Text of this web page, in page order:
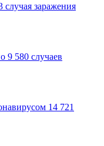
заражения
9 580 случаев
14 721